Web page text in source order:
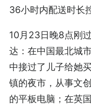
36小时内配送时长
10月23日晚8点刚
达：在中国最北城
中接过了儿子给她
镇的夜市，从事文
的平板电脑；在英